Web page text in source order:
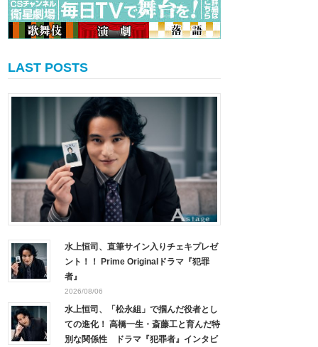
LAST POSTS
水上恒司、直筆サイン入りチェキプレゼ
ント！！ Prime Originalドラマ『犯罪
者』
2026/08/06
水上恒司、「松永組」で掴んだ役者とし
ての進化！ 高橋一生・斎藤工と育んだ特
別な関係性 ドラマ『犯罪者』インタビ